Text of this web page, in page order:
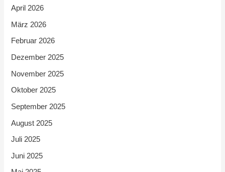
April 2026
März 2026
Februar 2026
Dezember 2025
November 2025
Oktober 2025
September 2025
August 2025
Juli 2025
Juni 2025